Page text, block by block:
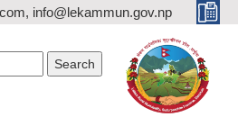
info@lekammun.gov.np